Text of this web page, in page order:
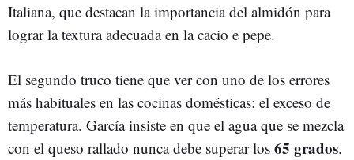
Italiana, que destacan la importancia del almidón para
lograr la textura adecuada en la cacio e pepe.
El segundo truco tiene que ver con uno de los errores
más habituales en las cocinas domésticas: el exceso de
temperatura. García insiste en que el agua que se mezcla
con el queso rallado nunca debe superar los 65 grados.